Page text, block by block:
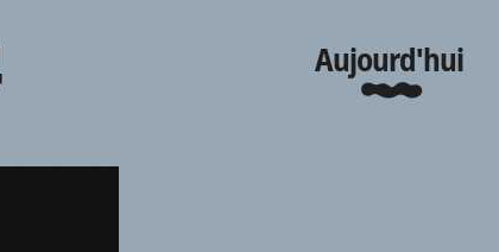
Aujourd'hui